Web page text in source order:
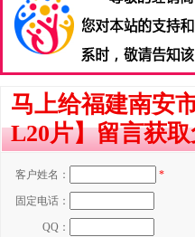
马上给福建南安
L20片】留言获
客户姓名： *
固定电话：
QQ：